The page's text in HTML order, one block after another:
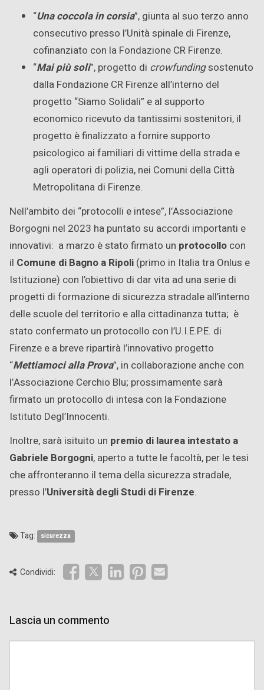
“Una coccola in corsia”, giunta al suo terzo anno
consecutivo presso l’Unità spinale di Firenze,
cofinanziato con la Fondazione CR Firenze.
“Mai più soli”, progetto di crowfundingsostenuto
dalla Fondazione CR Firenze all’interno del
progetto “Siamo Solidali” e al supporto
economico ricevuto da tantissimi sostenitori, il
progetto è finalizzato a fornire supporto
psicologico ai familiari di vittime della strada e
agli operatori di polizia, nei Comuni della Città
Metropolitana di Firenze.
Nell’ambito dei “protocolli e intese”, l’Associazione
Borgogni nel 2023 ha puntato su accordi importanti e
innovativi: a marzo è stato firmato un protocollo con
il Comune di Bagno a Ripoli (primo in Italia tra Onlus e
Istituzione) con l’obiettivo di dar vita ad una serie di
progetti di formazione di sicurezza stradale all’interno
delle scuole del territorio e alla cittadinanza tutta; è
stato confermato un protocollo con l’U.I.E.P.E. di
Firenze e a breve ripartirà l’innovativo progetto
“Mettiamoci alla Prova”, in collaborazione anche con
l’Associazione Cerchio Blu; prossimamente sarà
firmato un protocollo di intesa con la Fondazione
Istituto Degl’Innocenti.
Inoltre, sarà isituito un premio di laurea intestato a
Gabriele Borgogni, aperto a tutte le facoltà, per le tesi
che affronteranno il tema della sicurezza stradale,
presso l’Università degli Studi di Firenze.
Tag: sicurezza
Condividi:
Lascia un commento